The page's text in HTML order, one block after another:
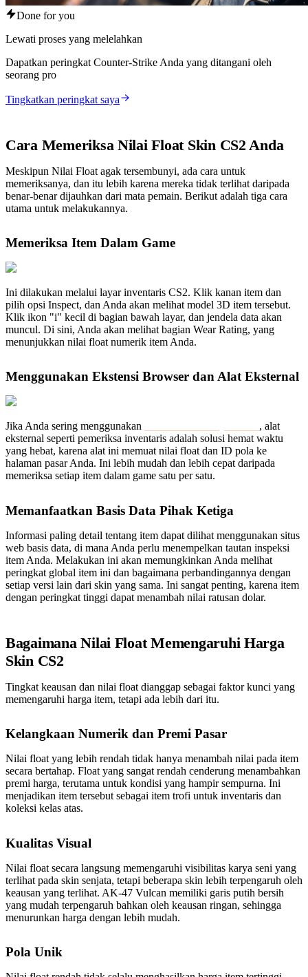
Done for you
Lewati proses yang melelahkan
Dapatkan peringkat Counter-Strike Anda yang ditangani oleh
seorang pro
Tingkatkan peringkat saya
Cara Memeriksa Nilai Float Skin CS2 Anda
Meskipun Nilai Float agak tersembunyi, ada cara untuk
memeriksanya, dan itu lebih karena mereka tidak terlihat daripada
benar-benar dijauhkan dari mata pemain. Berikut adalah tiga cara
utama untuk melakukannya.
Memeriksa Item Dalam Game
Ini dilakukan melalui layar inventaris CS2. Klik kanan item dan
pilih opsi Inspect, dan Anda akan melihat model 3D item tersebut.
Klik ikon "i" kecil di bagian bawah layar, dan jendela data akan
muncul. Di sini, Anda akan melihat bagian Wear Rating, yang
menunjukkan nilai float numerik item Anda.
Menggunakan Ekstensi Browser dan Alat Eksternal
Jika Anda sering menggunakan
, alat
eksternal seperti pemeriksa inventaris adalah solusi hemat waktu
yang hebat, karena alat ini memuat nilai float dan ID pola ke
halaman pasar Anda. Ini lebih mudah dan lebih cepat daripada
memeriksa setiap item dalam game satu per satu.
Memanfaatkan Basis Data Pihak Ketiga
Informasi paling detail tentang item dapat dilihat menggunakan situs
web basis data, di mana Anda perlu menempelkan tautan inspeksi
item Anda. Melakukan ini akan memungkinkan Anda melihat
peringkat global item ini dan bagaimana perbandingannya dengan
setiap versi lain dari skin yang sama. Ini sangat penting, karena item
dengan peringkat tinggi dapat menambah nilai ratusan dolar.
Bagaimana Nilai Float Memengaruhi Harga
Skin CS2
Tingkat keausan dan nilai float dianggap sebagai faktor kunci yang
memengaruhi harga item, tetapi ada lebih dari itu.
Kelangkaan Numerik dan Premi Pasar
Nilai float yang lebih rendah tidak hanya menambah nilai pada item
secara bertahap. Float yang sangat rendah cenderung menambahkan
premi harga, terutama untuk kondisi yang hampir sempurna. Ini
menjadikan item tersebut sebagai item trofi untuk inventaris dan
koleksi kelas atas.
Kualitas Visual
Nilai float secara langsung memengaruhi visibilitas karya seni yang
terlihat pada skin senjata, tetapi beberapa skin lebih terpengaruh oleh
keausan yang terlihat. AK-47 Vulcan memiliki garis putih bersih
yang mudah terpengaruh bahkan oleh keausan ringan, sehingga
menurunkan harga dengan lebih mudah.
Pola Unik